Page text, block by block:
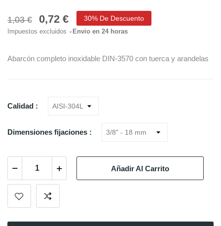
1,03 € 0,72 € 30% De Descuento
Impuestos excluidos Envio en 24 horas
Abarcón completo inoxidable DIN-3570 con tuerca y arandelas
Calidad :
Dimensiones fijaciones :
Añadir Al Carrito